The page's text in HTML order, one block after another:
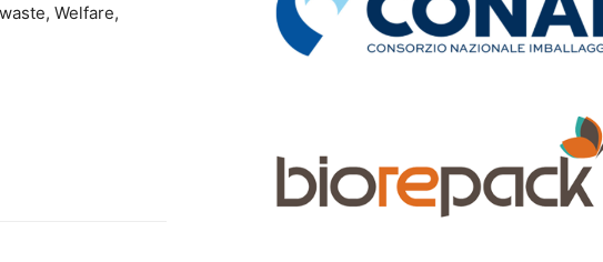
Welfare,